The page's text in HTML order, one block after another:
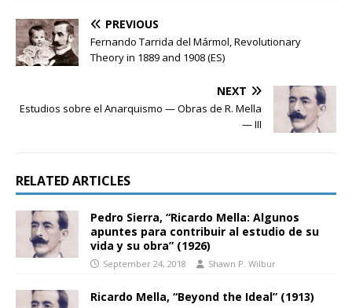
PREVIOUS
Fernando Tarrida del Mármol, Revolutionary
Theory in 1889 and 1908 (ES)
NEXT
Estudios sobre el Anarquismo — Obras de R. Mella
— III
RELATED ARTICLES
Pedro Sierra, “Ricardo Mella: Algunos
apuntes para contribuir al estudio de su
vida y su obra” (1926)
September 24, 2018 Shawn P. Wilbur
Ricardo Mella, “Beyond the Ideal” (1913)